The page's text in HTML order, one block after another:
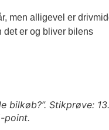
men alligevel er
det er og bliver bilens
bilkøb?”. Stikprøve:
point.